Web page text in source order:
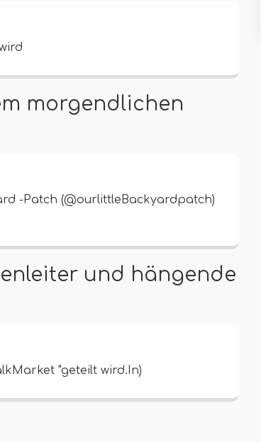
morgendlichen
-Patch (@ourlittleBackyardpatch)
und hängende
"geteilt wird.In)